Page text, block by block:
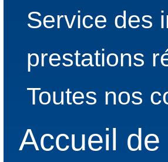
Service des
prestations
Toutes nos
Accueil